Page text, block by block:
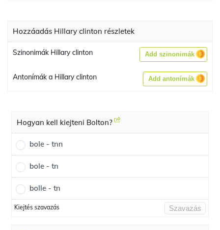
Hozzáadás Hillary clinton részletek
Szinonimák Hillary clinton Add szinonimák
Antonímák a Hillary clinton Add antonímák
Hogyan kell kiejteni Bolton?
bole - tnn
bole - tn
bolle - tn
Kiejtés szavazás Szavazás